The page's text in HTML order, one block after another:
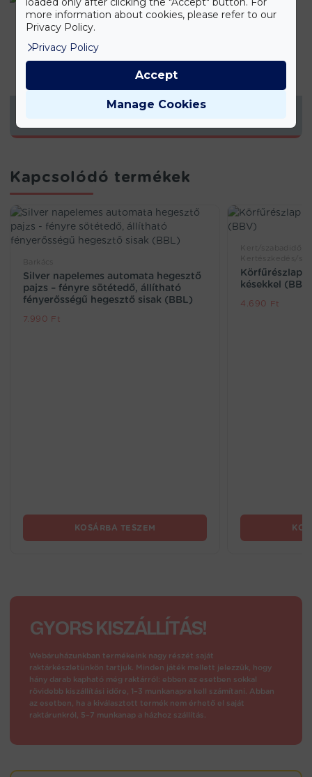
KONYHAI TERMÉKEK
Kapcsolódó termékek
Silver napelemes automata hegesztő
pajzs – fényre sötétedő, állítható
fényerősségű hegesztő sisak (BBL)
7.990 Ft
KOSÁRBA TESZEM
Körfűrészlap
késekkel
4.690 Ft
GYORS KISZÁLLÍTÁS!
Webáruházunkban termékeink nagy részét saját
raktárkészletünkön tartjuk. Minden játék mellett jelezzük, hogy
hány darab kapható még raktárról: ebben az esetben sokkal
rövidebb kiszállítási időre, 1–3 munkanapra kell számítani. Abban
az esetben, ha a kiválasztott termék nem érhető el saját
raktárunkról, 5–7 munkanap a házhoz szállítás.
more information about cookies, please refer to our
Privacy Policy.
Privacy Policy
Manage Cookies
Accept